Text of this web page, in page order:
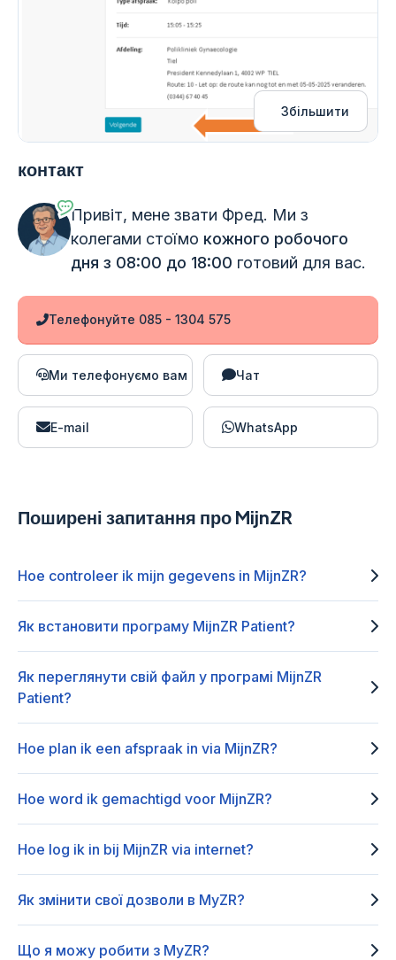
Збільшити
контакт
Привіт, мене звати Фред. Ми з
колегами стоїмо кожного робочого
дня з 08:00 до 18:00 готовий для вас.
Телефонуйте 085 - 1304 575
Ми телефонуємо вам Чат
E-mail WhatsApp
Поширені запитання про MijnZR
Hoe controleer ik mijn gegevens in MijnZR?
Як встановити програму MijnZR Patient?
Як переглянути свій файл у програмі MijnZR
Patient?
Hoe plan ik een afspraak in via MijnZR?
Hoe word ik gemachtigd voor MijnZR?
Hoe log ik in bij MijnZR via internet?
Як змінити свої дозволи в MyZR?
Що я можу робити з MyZR?